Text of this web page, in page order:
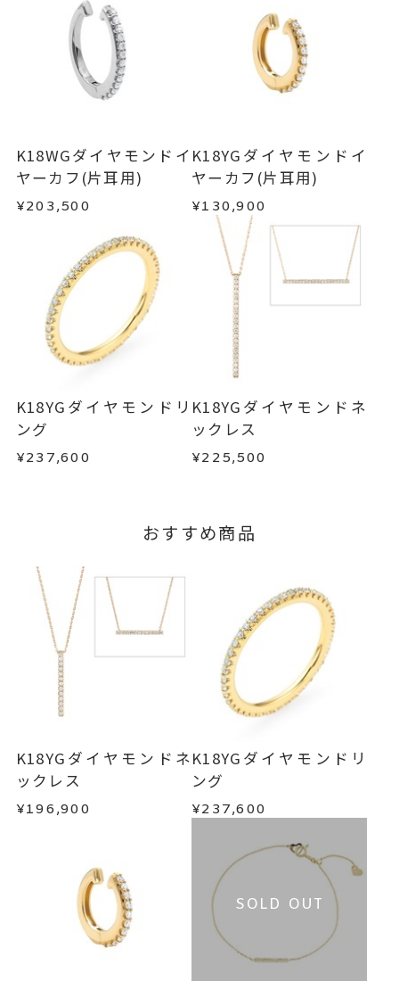
カテゴリー
発送いたします。
■お届け目安が「約1ヶ月半以内～」の商品
ご注文いただいてから在庫状況を確認いたしま
・在庫のご用意ができる場合： 約1週間～1ヶ月以
内を目安に発送いたします。
・受注生産となる場合： 商品ページに記載のある
目安日数を頂戴し、一から製作いたします。
※お急ぎの方はご注文前にお問い合わせくださ
い。事前に現在の納期状況を確認いたします。
お届け予定日はご注文から2営業日以内にメールに
てご案内いたします。
詳しくはこちら
メンバーシップ未登録のお客さまは、お問い合
わせフォームよりご連絡ください。
返品・交換以下の場合、商品の返品・交換・返金
・受注生産の商品
・お客さまのお手元で傷や汚れが発生した商品
・到着後ご連絡無く7日以上経過した商品
・販売期間が限定されている商品
・過度な交換・返品を繰り返している場合
商品の品質には万全を期しておりますが、万が一
不良品の場合、またはご注文のお品と異なる場合
は、早急に商品を交換させていただきます。
お手数ですが商品到着後7日間以内に、お電話また
はお問い合わせフォームよりご連絡ください。
この場合の返送料は弊社にて負担いたしますの
で、着払いにてご返送ください。
詳細はこちら
K18WGダイヤモンドイ
ヤーカフ(片耳用)
¥203,500
K18YGダイヤモンドイ
ヤーカフ(片耳用)
¥130,900
K18YGダイヤモンドリ
ング
¥237,600
K18YGダイヤモンドネ
ックレス
¥225,500
おすすめ商品
K18YGダイヤモンドネ
ックレス
¥196,900
K18YGダイヤモンドリ
ング
¥237,600
SOLD OUT